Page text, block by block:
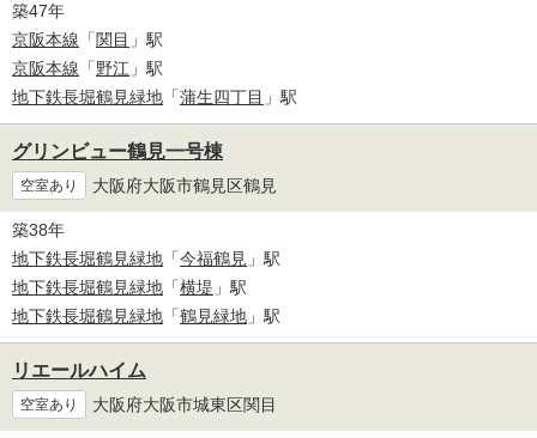
築47年
京阪本線 「関目 」駅
京阪本線 「野江 」駅
地下鉄長堀鶴見緑地 「蒲生四丁目 」駅
グリンビュー鶴見一号棟
空室あり 大阪府大阪市鶴見区鶴見
築38年
地下鉄長堀鶴見緑地 「今福鶴見 」駅
地下鉄長堀鶴見緑地 「横堤 」駅
地下鉄長堀鶴見緑地 「鶴見緑地 」駅
リエールハイム
空室あり 大阪府大阪市城東区関目